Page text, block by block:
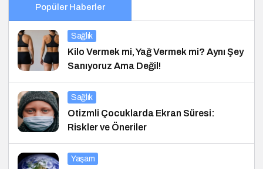
Popüler Haberler
Sağlık
Kilo Vermek mi, Yağ Vermek mi? Aynı Şey
Sanıyoruz Ama Değil!
Sağlık
Otizmli Çocuklarda Ekran Süresi:
Riskler ve Öneriler
Yaşam